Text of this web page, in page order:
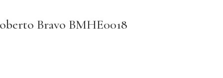
Bravo BMHE0018